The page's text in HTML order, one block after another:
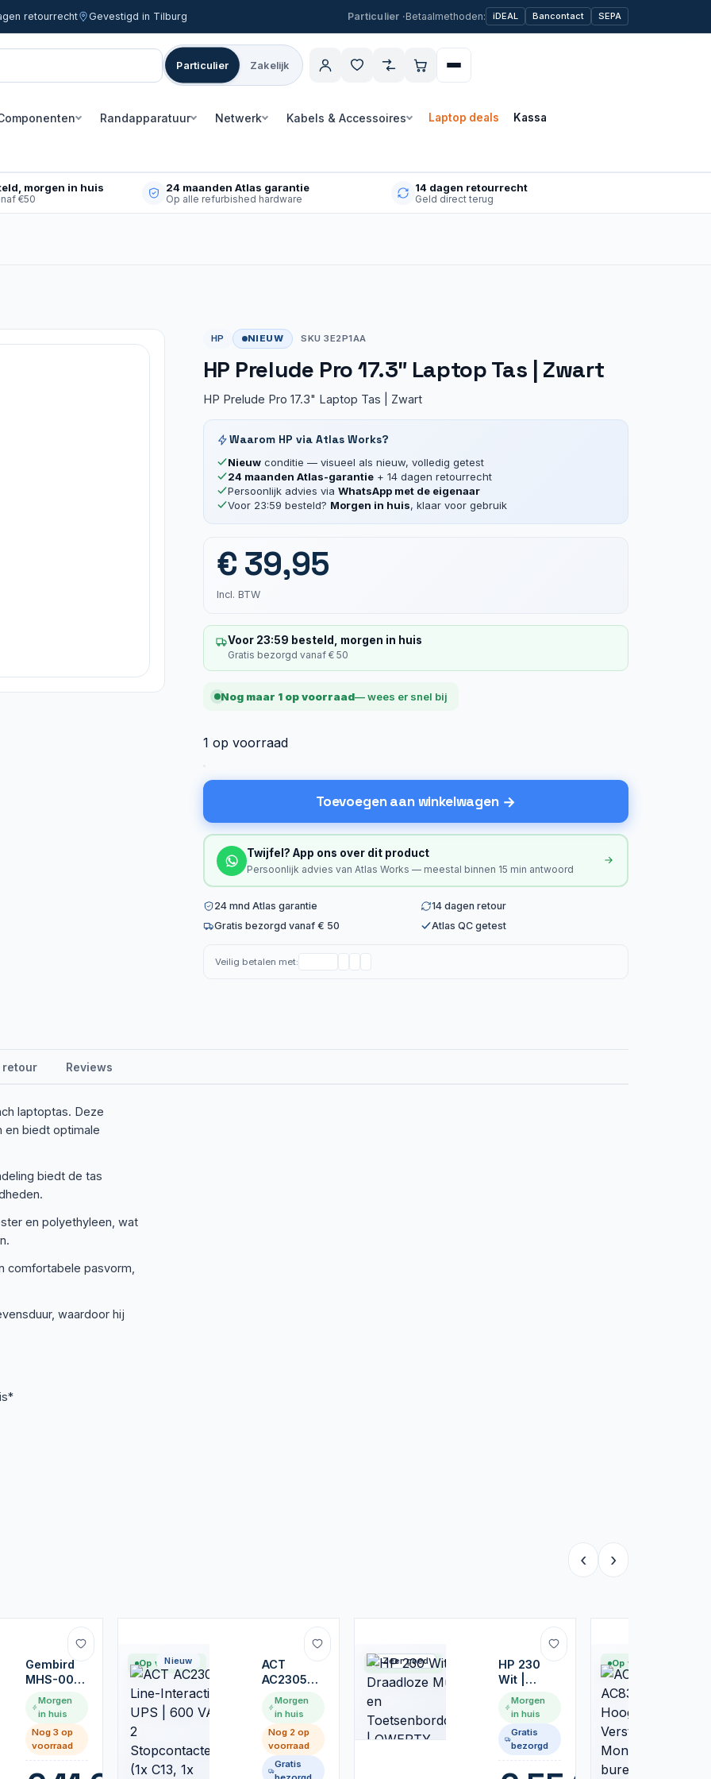
retourrecht Gevestigd in Tilburg Betaalmethoden: iDEAL Bancontact SEPA
Particulier Zakelijk
Randapparatuur Netwerk Kabels & Accessoires Laptop deals Kassa
morgen in huis
€50
24 maanden Atlas garantie
Op alle refurbished hardware
14 dagen retourrecht
Geld direct terug
HP NIEUW SKU 3E2P1AA
HP Prelude Pro 17.3″ Laptop Tas | Zwart
HP Prelude Pro 17.3" Laptop Tas | Zwart
Waarom HP via Atlas Works?
Nieuwconditie — visueel als nieuw, volledig getest
24 maanden Atlas-garantie+ 14 dagen retourrecht
Persoonlijk advies via WhatsApp met de eigenaar
Voor 23:59 besteld? Morgen in huis, klaar voor gebruik
€ 39,95
Incl. BTW
Voor 23:59 besteld, morgen in huis
Gratis bezorgd vanaf € 50
Nog maar 1 op voorraad— wees er snel bij
1 op voorraad
Toevoegen aan winkelwagen
Twijfel? App ons over dit product
Persoonlijk advies van Atlas Works — meestal binnen 15 min antwoord
24 mnd Atlas garantie
14 dagen retour
Gratis bezorgd vanaf € 50
Atlas QC getest
Veilig betalen met:
retour Reviews
laptoptas. Deze
en biedt optimale
biedt de tas
en polyethyleen, wat
comfortabele pasvorm,
waardoor hij
‹ ›
Gembird
MHS-001 |
Bedrade
On-Ear
Headset
USB-A |
Zwart
Morgen
in huis
Nog 3 op
voorraad
Op voorraad
Nieuw
ACT
AC2305
Line-
Interactive
UPS | 600
VA | 2
Stopcontacten
(1x C13, 1x
Morgen
in huis
Nog 2 op
voorraad
Gratis
Op voorraad
Zeer goed
HP 230
Wit |
Draadloze
Muis en
Toetsenbordcombo
| QWERTY
Morgen
in huis
Gratis
bezorgd
Op voorraad